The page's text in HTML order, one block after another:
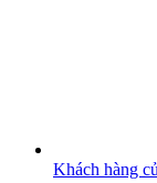
Khách hàng